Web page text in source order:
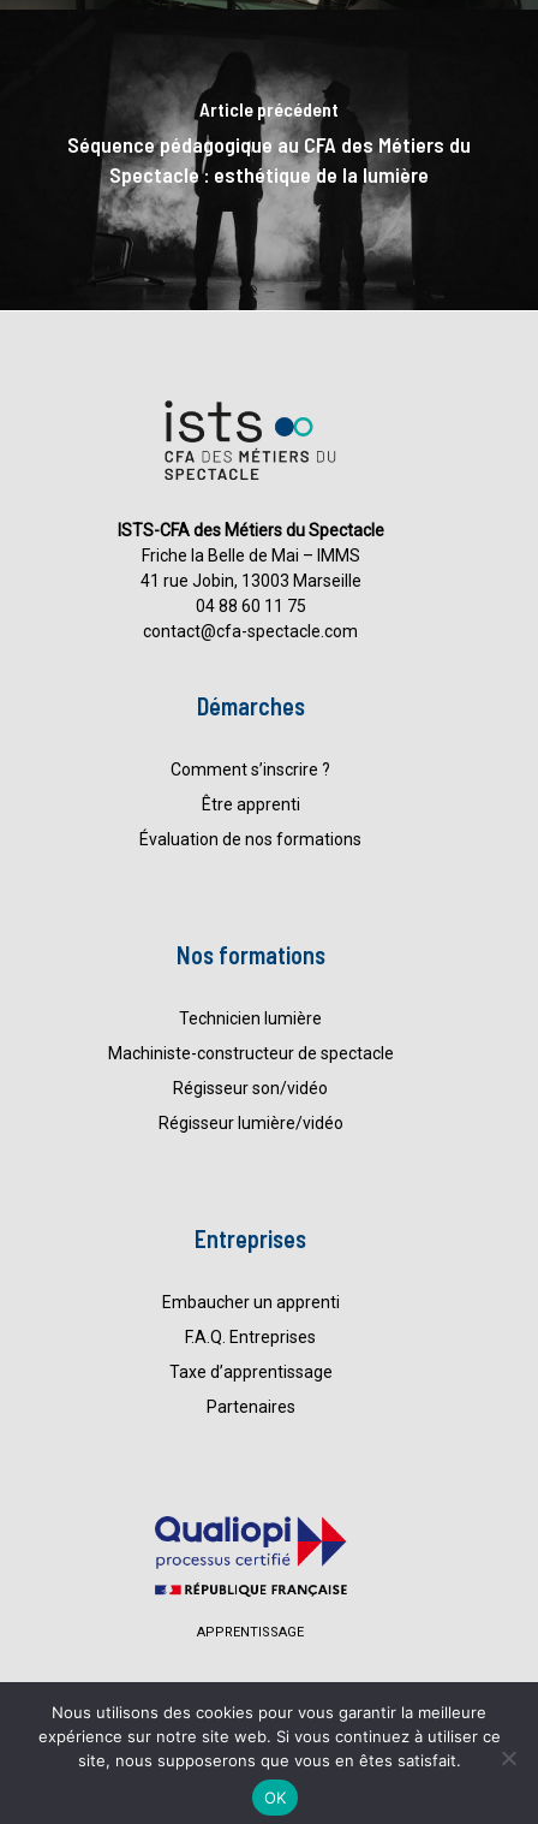
Article précédent
Séquence pédagogique au CFA des Métiers du
Spectacle : esthétique de la lumière
ISTS-CFA des Métiers du Spectacle
Friche la Belle de Mai – IMMS
41 rue Jobin, 13003 Marseille
04 88 60 11 75
contact@cfa-spectacle.com
Démarches
Comment s’inscrire ?
Être apprenti
Évaluation de nos formations
Nos formations
Technicien lumière
Machiniste-constructeur de spectacle
Régisseur son/vidéo
Régisseur lumière/vidéo
Entreprises
Embaucher un apprenti
F.A.Q. Entreprises
Taxe d’apprentissage
Partenaires
APPRENTISSAGE
© ISTS - CFA-Politique de confidentialité-Mentions légales
Conditions générales de vente
Nous utilisons des cookies pour vous garantir la meilleure
expérience sur notre site web. Si vous continuez à utiliser ce
site, nous supposerons que vous en êtes satisfait.
OK